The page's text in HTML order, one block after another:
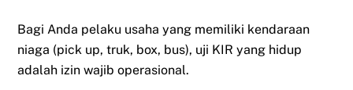
Bagi Anda pelaku usaha yang memiliki kendaraan
niaga (pick up, truk, box, bus), uji KIR yang hidup
adalah izin wajib operasional.